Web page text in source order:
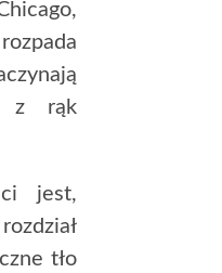
z rąk
jest,
tło